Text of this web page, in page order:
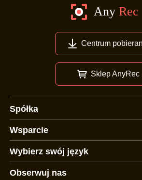
Centrum
Sklep AnyRec
Spółka
Wsparcie
Wybierz swój język
Obserwuj nas